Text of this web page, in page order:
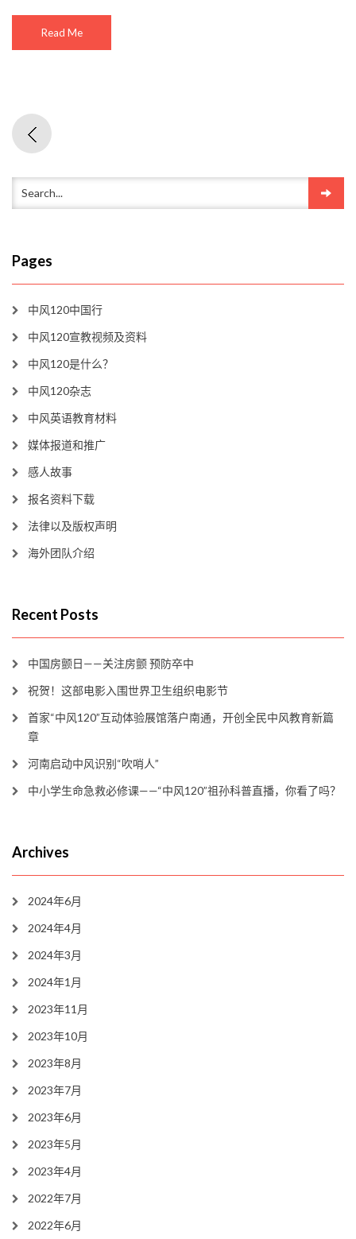
Read Me
Pages
中风120中国行
中风120宣教视频及资料
中风120是什么？
中风120杂志
中风英语教育材料
媒体报道和推广
感人故事
报名资料下载
法律以及版权声明
海外团队介绍
Recent Posts
中国房颤日——关注房颤 预防卒中
祝贺！这部电影入围世界卫生组织电影节
首家“中风120”互动体验展馆落户南通，开创全民中风教育新篇
章
河南启动中风识别“吹哨人”
中小学生命急救必修课——“中风120”祖孙科普直播，你看了吗？
Archives
2024年6月
2024年4月
2024年3月
2024年1月
2023年11月
2023年10月
2023年8月
2023年7月
2023年6月
2023年5月
2023年4月
2022年7月
2022年6月